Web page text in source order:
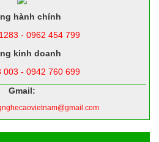
hành chính
- 0962 454 799
kinh doanh
003 - 0942 760 699
Gmail: